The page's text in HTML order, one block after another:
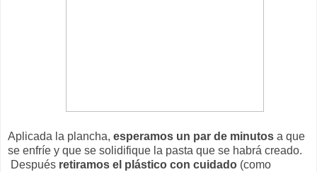
Aplicada la plancha, esperamos un par de minutos a que
se enfríe y que se solidifique la pasta que se habrá creado.
Después retiramos el plástico con cuidado (como